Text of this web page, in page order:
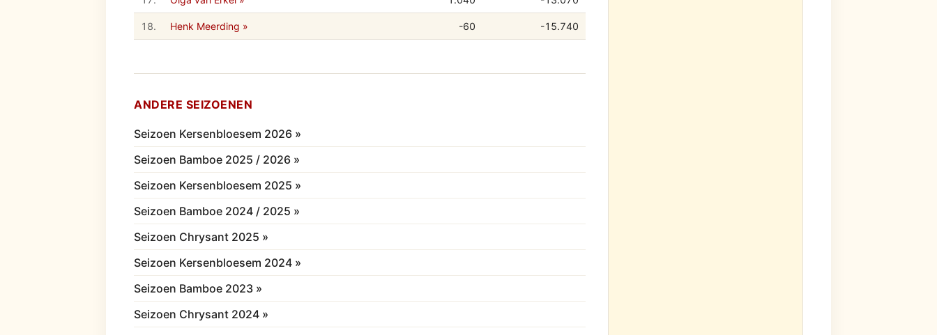
18. Henk Meerding » -60 -15.740
ANDERE SEIZOENEN
Seizoen Kersenbloesem 2026 »
Seizoen Bamboe 2025 / 2026 »
Seizoen Kersenbloesem 2025 »
Seizoen Bamboe 2024 / 2025 »
Seizoen Chrysant 2025 »
Seizoen Kersenbloesem 2024 »
Seizoen Bamboe 2023 »
Seizoen Chrysant 2024 »